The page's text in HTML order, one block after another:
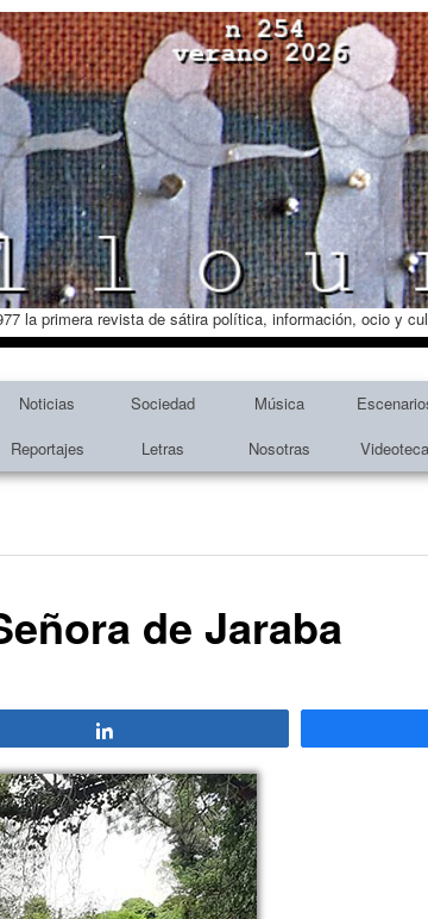
la primera revista de sátira política, información, ocio y
Noticias Sociedad Música
Reportajes Letras Nosotras Videoteca
de Jaraba